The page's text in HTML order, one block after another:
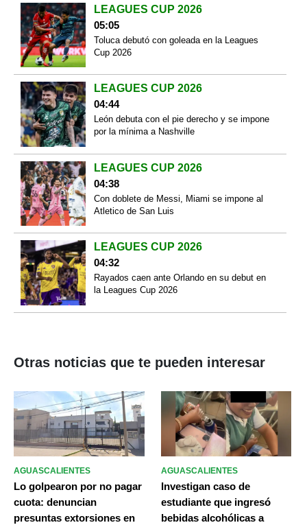
LEAGUES CUP 2026
05:05
Toluca debutó con goleada en la Leagues
Cup 2026
LEAGUES CUP 2026
04:44
León debuta con el pie derecho y se impone
por la mínima a Nashville
LEAGUES CUP 2026
04:38
Con doblete de Messi, Miami se impone al
Atletico de San Luis
LEAGUES CUP 2026
04:32
Rayados caen ante Orlando en su debut en
la Leagues Cup 2026
Otras noticias que te pueden interesar
AGUASCALIENTES
Lo golpearon por no pagar
cuota: denuncian
presuntas extorsiones en
AGUASCALIENTES
Investigan caso de
estudiante que ingresó
bebidas alcohólicas a